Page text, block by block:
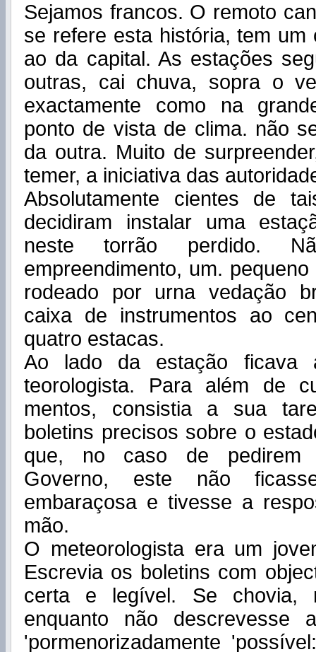
Sejamos francos. O remoto
se refere esta história, tem um
ao da capital. As estações
outras, cai chuva, sopra o
exactamente como na
ponto de vista de clima. não
da outra. Muito de
temer, a inicia­tiva das
Absolutamente cientes de
decidiram instalar uma
neste torrão perdido.
empreendimento, um.
rodeado por urna vedação
caixa de instrumentos ao
quatro estacas.
Ao lado da estação
teorologista. Para além de
mentos, consistia a sua
boletins precisos sobre o
que, no caso de pedirem
Governo, este não
embaraçosa e tivesse a
mão.
O meteorologista era um
Escrevia os boletins com
certa e legível. Se chovia,
enquanto não descrevesse
'pormenorizadamente